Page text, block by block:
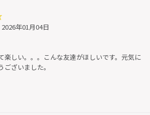
2026年01月04日
楽しい。。。こんな友達がほしいです。元気に
ざいました。